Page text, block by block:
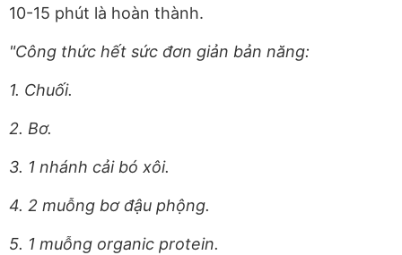
10-15 phút là hoàn thành.
"Công thức hết sức đơn giản bản năng:
1. Chuối.
2. Bơ.
3. 1 nhánh cải bó xôi.
4. 2 muỗng bơ đậu phộng.
5. 1 muỗng organic protein.